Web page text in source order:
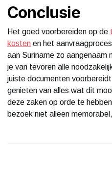
Conclusie
Het goed voorbereiden op de
kosten en het
aan Suriname zo aangenaam
je van tevoren alle
juiste documenten
genieten van alles wat dit
deze zaken op orde te
bezoek niet alleen